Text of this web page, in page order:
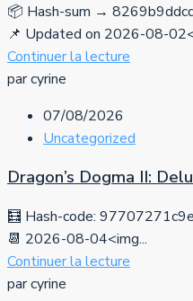
📦 Hash-sum →
📌 Updated on 2026-08-
Continuer la lecture
par cyrine
07/08/2026
Uncategorized
Dragon’s Dogma II:
🧮 Hash-code:
📆 2026-08-04<img...
Continuer la lecture
par cyrine